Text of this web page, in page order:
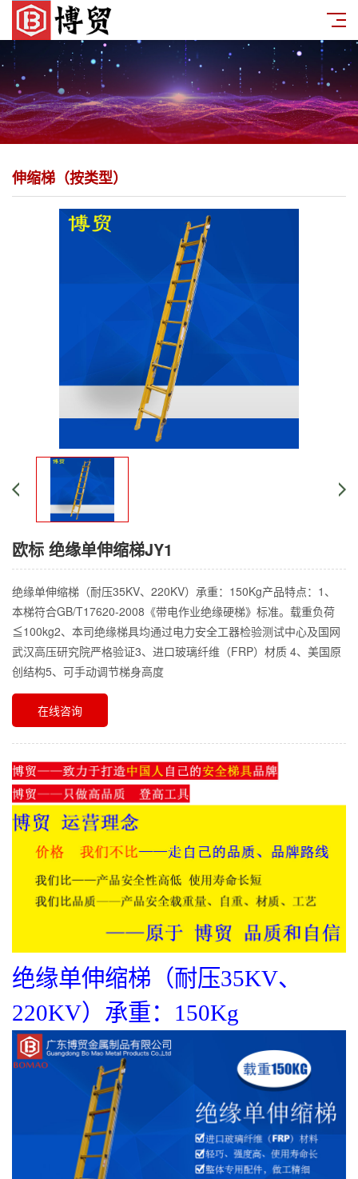
伸缩梯（按类型）
欧标 绝缘单伸缩梯JY1
绝缘单伸缩梯（耐压35KV、220KV）承重：150Kg产品特点：1、
本梯符合GB/T17620-2008《带电作业绝缘硬梯》标准。载重负荷
≦100kg2、本司绝缘梯具均通过电力安全工器检验测试中心及国网
武汉高压研究院严格验证3、进口玻璃纤维（FRP）材质 4、美国原
创结构5、可手动调节梯身高度
在线咨询
绝缘单伸缩梯（耐压35KV、
220KV） 承重：150Kg